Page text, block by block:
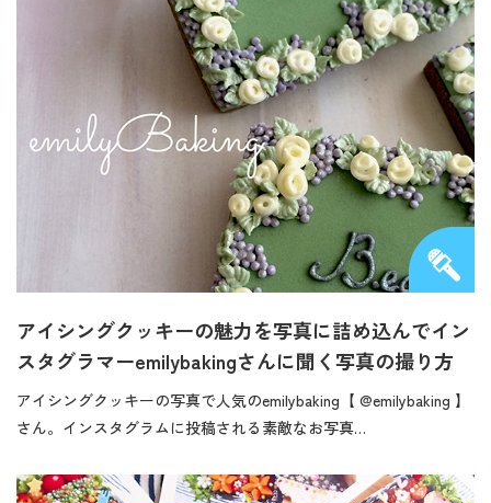
アイシングクッキーの魅力を写真に詰め込んでイン
スタグラマーemilybakingさんに聞く写真の撮り方
アイシングクッキーの写真で人気のemilybaking【 @emilybaking 】
さん。インスタグラムに投稿される素敵なお写真…